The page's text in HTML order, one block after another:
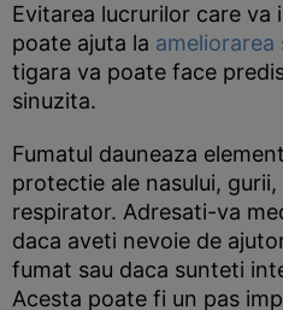
Evitarea lucrurilor care va
poate ajuta la ameliorarea
tigara va poate face
sinuzita.
Fumatul dauneaza
protectie ale nasului,
respirator. Adresati-va
daca aveti nevoie de
fumat sau daca sunteti
Acesta poate fi un pas